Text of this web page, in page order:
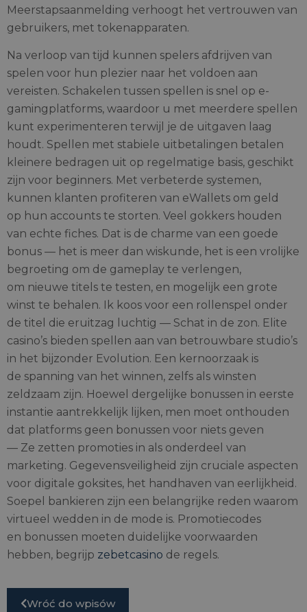
Meerstapsaanmelding verhoogt het vertrouwen van
gebruikers, met tokenapparaten.
Na verloop van tijd kunnen spelers afdrijven van
spelen voor hun plezier naar het voldoen aan
vereisten. Schakelen tussen spellen is snel op e-
gamingplatforms, waardoor u met meerdere spellen
kunt experimenteren terwijl je de uitgaven laag
houdt. Spellen met stabiele uitbetalingen betalen
kleinere bedragen uit op regelmatige basis, geschikt
zijn voor beginners. Met verbeterde systemen,
kunnen klanten profiteren van eWallets om geld
op hun accounts te storten. Veel gokkers houden
van echte fiches. Dat is de charme van een goede
bonus — het is meer dan wiskunde, het is een vrolijke
begroeting om de gameplay te verlengen,
om nieuwe titels te testen, en mogelijk een grote
winst te behalen. Ik koos voor een rollenspel onder
de titel die eruitzag luchtig — Schat in de zon. Elite
casino’s bieden spellen aan van betrouwbare studio’s
in het bijzonder Evolution. Een kernoorzaak is
de spanning van het winnen, zelfs als winsten
zeldzaam zijn. Hoewel dergelijke bonussen in eerste
instantie aantrekkelijk lijken, men moet onthouden
dat platforms geen bonussen voor niets geven
— Ze zetten promoties in als onderdeel van
marketing. Gegevensveiligheid zijn cruciale aspecten
voor digitale goksites, het handhaven van eerlijkheid.
Soepel bankieren zijn een belangrijke reden waarom
virtueel wedden in de mode is. Promotiecodes
en bonussen moeten duidelijke voorwaarden
hebben, begrijp zebetcasino de regels.
Wróć do wpisów